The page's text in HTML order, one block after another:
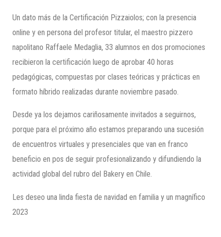
Un dato más de la Certificación Pizzaiolos; con la presencia
online y en persona del profesor titular, el maestro pizzero
napolitano Raffaele Medaglia, 33 alumnos en dos promociones
recibieron la certificación luego de aprobar 40 horas
pedagógicas, compuestas por clases teóricas y prácticas en
formato híbrido realizadas durante noviembre pasado.
Desde ya los dejamos cariñosamente invitados a seguirnos,
porque para el próximo año estamos preparando una sucesión
de encuentros virtuales y presenciales que van en franco
beneficio en pos de seguir profesionalizando y difundiendo la
actividad global del rubro del Bakery en Chile.
Les deseo una linda fiesta de navidad en familia y un magnífico
2023